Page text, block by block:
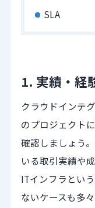
SLA
1. 実績・経
クラウドインテ
のプロジェクト
確認しましょう
いる取引実績や
ITインフラとい
ないケースも多